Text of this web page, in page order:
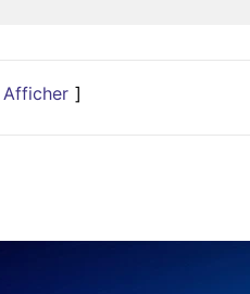
Afficher